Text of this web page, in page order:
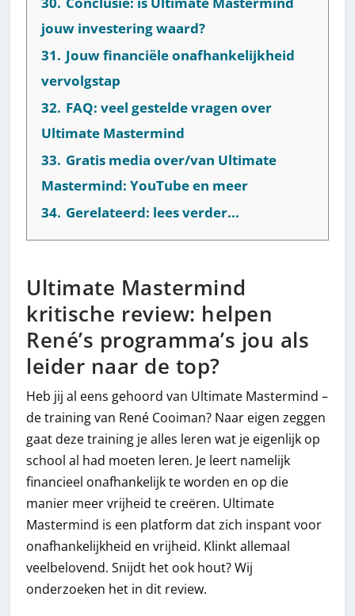
jouw investering waard?
31. Jouw financiële onafhankelijkheid
vervolgstap
32. FAQ: veel gestelde vragen over
Ultimate Mastermind
33. Gratis media over/van Ultimate
Mastermind: YouTube en meer
34. Gerelateerd: lees verder...
Ultimate Mastermind
kritische review: helpen
René’s programma’s jou als
leider naar de top?
Heb jij al eens gehoord van Ultimate Mastermind –
de training van René Cooiman? Naar eigen zeggen
gaat deze training je alles leren wat je eigenlijk op
school al had moeten leren. Je leert namelijk
financieel onafhankelijk te worden en op die
manier meer vrijheid te creëren. Ultimate
Mastermind is een platform dat zich inspant voor
onafhankelijkheid en vrijheid. Klinkt allemaal
veelbelovend. Snijdt het ook hout? Wij
onderzoeken het in dit review.